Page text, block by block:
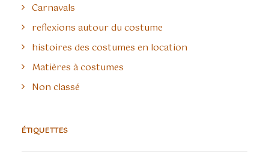
Carnavals
reflexions autour du costume
histoires des costumes en location
Matières à costumes
Non classé
ÉTIQUETTES